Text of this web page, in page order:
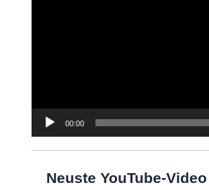
00:00
Neuste YouTube-